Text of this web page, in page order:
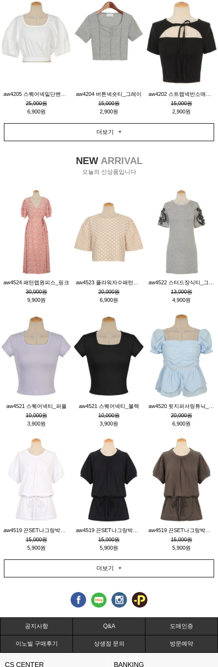
25,000원
6,900원
aw4204 버튼넥숏티_그레이
15,000원
2,900원
15,000원
2,900원
더보기 +
NEWARRIVAL
오늘의 신상품입니다
aw4524 패턴랩원피스_핑크
30,000원
9,900원
20,000원
6,900원
13,000원
4,900원
aw4521 스퀘어넥티_퍼플
10,000원
3,900원
aw4521 스퀘어넥티_블랙
10,000원
3,900원
20,000원
6,900원
15,000원
5,900원
15,000원
5,900원
15,000원
5,900원
더보기 +
공지사항 Q&A 도매인증
이노빌 구매후기 상생점 문의 방문예약
CS CENTER BANKING